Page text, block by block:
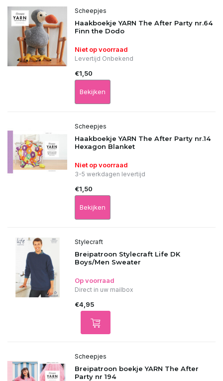
Scheepjes
Haakboekje YARN The After Party nr.64
Finn the Dodo
Niet op voorraad
Levertijd Onbekend
€1,50
Bekijken
Scheepjes
Haakboekje YARN The After Party nr.14
Hexagon Blanket
Niet op voorraad
3-5 werkdagen levertijd
€1,50
Bekijken
Stylecraft
Breipatroon Stylecraft Life DK
Boys/Men Sweater
Op voorraad
Direct in uw mailbox
€4,95
Scheepjes
Breipatroon boekje YARN The After
Party nr 194